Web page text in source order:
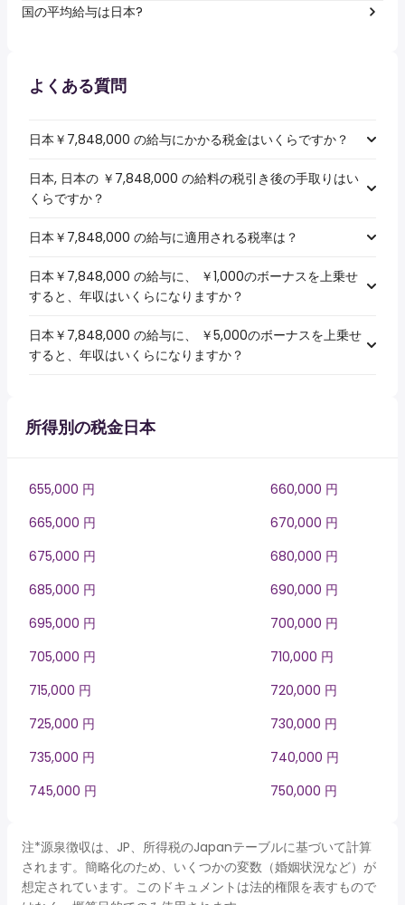
国の平均給与は日本?
よくある質問
日本￥7,848,000 の給与にかかる税金はいくらですか？
日本, 日本の ￥7,848,000 の給料の税引き後の手取りはい
くらですか？
日本￥7,848,000 の給与に適用される税率は？
日本￥7,848,000 の給与に、 ￥1,000のボーナスを上乗せ
すると、年収はいくらになりますか？
日本￥7,848,000 の給与に、 ￥5,000のボーナスを上乗せ
すると、年収はいくらになりますか？
所得別の税金日本
655,000 円
660,000 円
665,000 円
670,000 円
675,000 円
680,000 円
685,000 円
690,000 円
695,000 円
700,000 円
705,000 円
710,000 円
715,000 円
720,000 円
725,000 円
730,000 円
735,000 円
740,000 円
745,000 円
750,000 円
注*源泉徴収は、JP、所得税のJapanテーブルに基づいて計算
されます。簡略化のため、いくつかの変数（婚姻状況など）が
想定されています。このドキュメントは法的権限を表すもので